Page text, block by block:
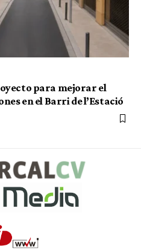
para mejorar el
en el Barri de l’Estació